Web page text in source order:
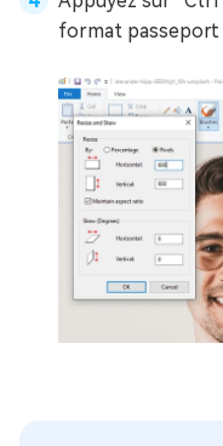
format passeport